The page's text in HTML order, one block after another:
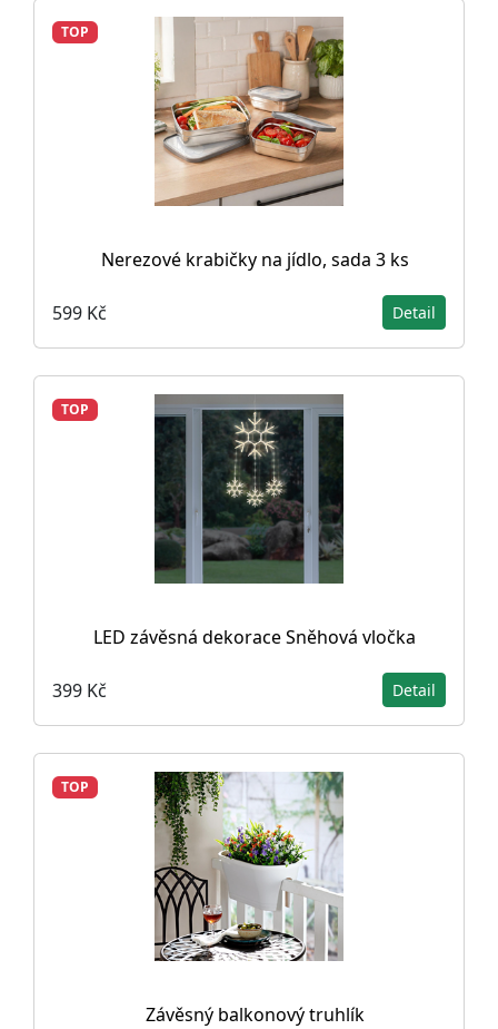
TOP
Nerezové krabičky na jídlo, sada 3 ks
599 Kč Detail
TOP
LED závěsná dekorace Sněhová vločka
399 Kč Detail
TOP
Závěsný balkonový truhlík